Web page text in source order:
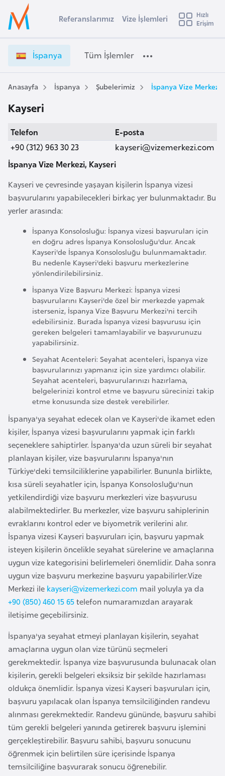
Ülke Seçimi
Başvuru yapmak istediğiniz ülkeyi seçin
Üye
Girişi
s
a
n
e
ş
l
m
l
e
r
i
e
t
Referanslarımız Vize İşlemleri
Hızlı
Erişim
İspanya Tüm İşlemler
Anasayfa İspanya Şubelerimiz İspanya Vize Merkezi,
Kayseri
Telefon
+90 (312) 963 30 23
E-posta
kayseri@vizemerkezi.com
İspanya Vize Merkezi, Kayseri
Kayseri ve çevresinde yaşayan kişilerin İspanya vizesi
başvurularını yapabilecekleri birkaç yer bulunmaktadır. Bu
yerler arasında:
İspanya Konsolosluğu: İspanya vizesi başvuruları için
en doğru adres İspanya Konsolosluğu'dur. Ancak
Kayseri'de İspanya Konsolosluğu bulunmamaktadır.
Bu nedenle Kayseri'deki başvuru merkezlerine
yönlendirilebilirsiniz.
İspanya Vize Başvuru Merkezi: İspanya vizesi
başvurularını Kayseri'de özel bir merkezde yapmak
isterseniz, İspanya Vize Başvuru Merkezi'ni tercih
edebilirsiniz. Burada İspanya vizesi başvurusu için
gereken belgeleri tamamlayabilir ve başvurunuzu
yapabilirsiniz.
Seyahat Acenteleri: Seyahat acenteleri, İspanya vize
başvurularınızı yapmanız için size yardımcı olabilir.
Seyahat acenteleri, başvurularınızı hazırlama,
belgelerinizi kontrol etme ve başvuru sürecinizi takip
etme konusunda size destek verebilirler.
İspanya'ya seyahat edecek olan ve Kayseri'de ikamet eden
kişiler, İspanya vizesi başvurularını yapmak için farklı
seçeneklere sahiptirler. İspanya'da uzun süreli bir seyahat
planlayan kişiler, vize başvurularını İspanya'nın
Türkiye'deki temsilciliklerine yapabilirler. Bununla birlikte,
kısa süreli seyahatler için, İspanya Konsolosluğu'nun
yetkilendirdiği vize başvuru merkezleri vize başvurusu
alabilmektedirler. Bu merkezler, vize başvuru sahiplerinin
evraklarını kontrol eder ve biyometrik verilerini alır.
İspanya vizesi Kayseri başvuruları için, başvuru yapmak
isteyen kişilerin öncelikle seyahat sürelerine ve amaçlarına
uygun vize kategorisini belirlemeleri önemlidir. Daha sonra
uygun vize başvuru merkezine başvuru yapabilirler.Vize
Merkezi ile kayseri@vizemerkezi.com mail yoluyla ya da
+90 (850) 460 15 65telefon numaramızdan arayarak
iletişime geçebilirsiniz.
İspanya'ya seyahat etmeyi planlayan kişilerin, seyahat
amaçlarına uygun olan vize türünü seçmeleri
gerekmektedir. İspanya vize başvurusunda bulunacak olan
kişilerin, gerekli belgeleri eksiksiz bir şekilde hazırlaması
oldukça önemlidir. İspanya vizesi Kayseri başvuruları için,
başvuru yapılacak olan İspanya temsilciliğinden randevu
alınması gerekmektedir. Randevu gününde, başvuru sahibi
tüm gerekli belgeleri yanında getirerek başvuru işlemini
gerçekleştirebilir. Başvuru sahibi, başvuru sonucunu
öğrenmek için belirtilen süre içerisinde İspanya
temsilciliğine başvurarak sonucu öğrenebilir.
s
t
r
a
v
u
s
u
r
y
a
h
r
e
y
n
B
a
n
g
l
a
d
e
ş
B
e
l
a
r
u
s
B
e